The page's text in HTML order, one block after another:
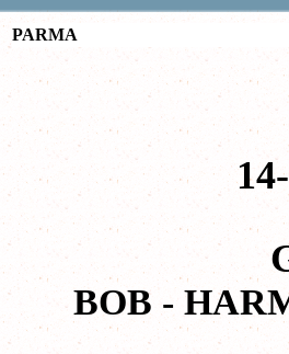
PARMA
BOB -